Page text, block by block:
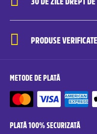
PRODUSE
METODE DE PLATĂ
PLATĂ 100% SECURIZATĂ